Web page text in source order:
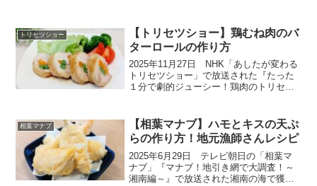
トリセツショー
【トリセツショー】鶏むね肉のバ
ターロールの作り方
2025年11月27日 NHK「あしたが変わる
トリセツショー」で放送された『たった
１分で劇的ジューシー！鶏肉のトリセ
トリセツ』。ゲストのココリコ田中さん
や紅しょうがのお...
相葉マナブ
【相葉マナブ】ハモとキスの天ぷ
らの作り方！地元漁師さんレシピ
2025年6月29日 テレビ朝日の「相葉マ
ナブ」『マナブ！地引き網で大調査！～
湘南編～』で放送された湘南の海で獲れ